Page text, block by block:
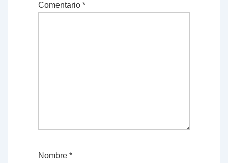
Comentario *
Nombre *